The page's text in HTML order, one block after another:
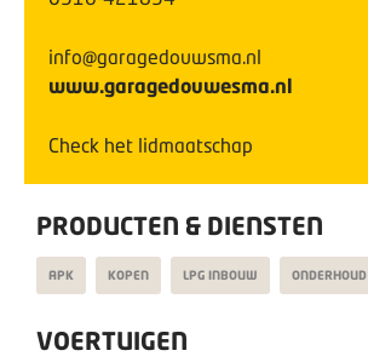
info@garagedouwsma.nl
www.garagedouwesma.nl
Check het lidmaatschap
PRODUCTEN & DIENSTEN
APK KOPEN LPG INBOUW ONDERHOUD
VOERTUIGEN